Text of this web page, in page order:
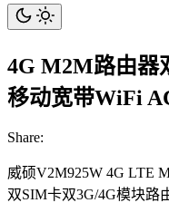
4G M2M路由器
移动宽带WiFi
Share:
威硕V2M925W 4G LTE
双SIM卡双3G/4G模块路